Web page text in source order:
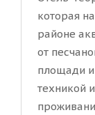
которая
районе
от
площади
техникой